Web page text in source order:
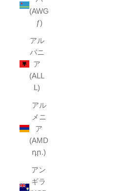
(AWG
ƒ)
アル
バニ
ア
(ALL
L)
アル
メニ
ア
(AMD
դր.)
アン
ギラ